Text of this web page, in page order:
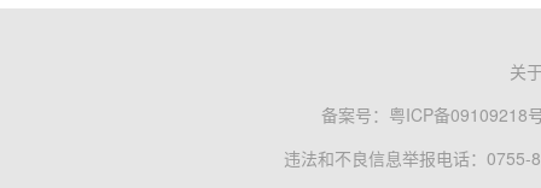
关
备案号： 粤ICP备09109218
违法和不良信息举报电话：0755-